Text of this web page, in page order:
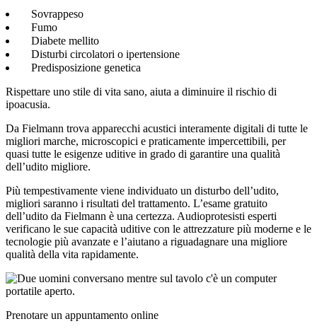
Sovrappeso
Fumo
Diabete mellito
Disturbi circolatori o ipertensione
Predisposizione genetica
Rispettare uno stile di vita sano, aiuta a diminuire il rischio di
ipoacusia.
Da Fielmann trova apparecchi acustici interamente digitali di tutte le
migliori marche, microscopici e praticamente impercettibili, per
quasi tutte le esigenze uditive in grado di garantire una qualità
dell’udito migliore.
Più tempestivamente viene individuato un disturbo dell’udito,
migliori saranno i risultati del trattamento. L’esame gratuito
dell’udito da Fielmann è una certezza. Audioprotesisti esperti
verificano le sue capacità uditive con le attrezzature più moderne e le
tecnologie più avanzate e l’aiutano a riguadagnare una migliore
qualità della vita rapidamente.
Prenotare un appuntamento online